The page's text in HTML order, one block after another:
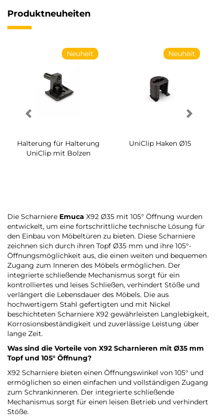
Produktneuheiten
Neuheit
Halterung für Halterung
UniClip mit Bolzen
Neuheit
UniClip Haken Ø15
Die Scharniere Emuca X92 Ø35 mit 105° Öffnung wurden
entwickelt, um eine fortschrittliche technische Lösung für
den Einbau von Möbeltüren zu bieten. Diese Scharniere
zeichnen sich durch ihren Topf Ø35 mm und ihre 105°-
Öffnungsmöglichkeit aus, die einen weiten und bequemen
Zugang zum Inneren des Möbels ermöglichen. Der
integrierte schließende Mechanismus sorgt für ein
kontrolliertes und leises Schließen, verhindert Stöße und
verlängert die Lebensdauer des Möbels. Die aus
hochwertigem Stahl gefertigten und mit Nickel
beschichteten Scharniere X92 gewährleisten Langlebigkeit,
Korrosionsbeständigkeit und zuverlässige Leistung über
lange Zeit.
Was sind die Vorteile von X92 Scharnieren mit Ø35 mm
Topf und 105° Öffnung?
X92 Scharniere bieten einen Öffnungswinkel von 105° und
ermöglichen so einen einfachen und vollständigen Zugang
zum Schrankinneren. Der integrierte schließende
Mechanismus sorgt für einen leisen Betrieb und verhindert
Stöße.